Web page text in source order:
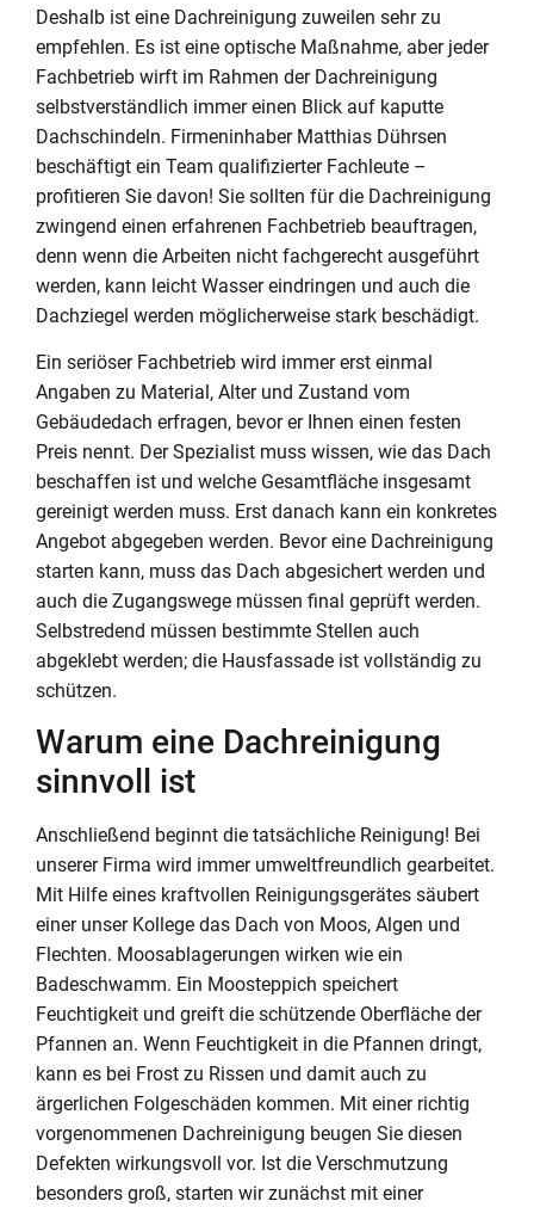
Deshalb ist eine Dachreinigung zuweilen sehr zu
empfehlen. Es ist eine optische Maßnahme, aber jeder
Fachbetrieb wirft im Rahmen der Dachreinigung
selbstverständlich immer einen Blick auf kaputte
Dachschindeln. Firmeninhaber Matthias Dührsen
beschäftigt ein Team qualifizierter Fachleute –
profitieren Sie davon! Sie sollten für die Dachreinigung
zwingend einen erfahrenen Fachbetrieb beauftragen,
denn wenn die Arbeiten nicht fachgerecht ausgeführt
werden, kann leicht Wasser eindringen und auch die
Dachziegel werden möglicherweise stark beschädigt.
Ein seriöser Fachbetrieb wird immer erst einmal
Angaben zu Material, Alter und Zustand vom
Gebäudedach erfragen, bevor er Ihnen einen festen
Preis nennt. Der Spezialist muss wissen, wie das Dach
beschaffen ist und welche Gesamtfläche insgesamt
gereinigt werden muss. Erst danach kann ein konkretes
Angebot abgegeben werden. Bevor eine Dachreinigung
starten kann, muss das Dach abgesichert werden und
auch die Zugangswege müssen final geprüft werden.
Selbstredend müssen bestimmte Stellen auch
abgeklebt werden; die Hausfassade ist vollständig zu
schützen.
Warum eine Dachreinigung
sinnvoll ist
Anschließend beginnt die tatsächliche Reinigung! Bei
unserer Firma wird immer umweltfreundlich gearbeitet.
Mit Hilfe eines kraftvollen Reinigungsgerätes säubert
einer unser Kollege das Dach von Moos, Algen und
Flechten. Moosablagerungen wirken wie ein
Badeschwamm. Ein Moosteppich speichert
Feuchtigkeit und greift die schützende Oberfläche der
Pfannen an. Wenn Feuchtigkeit in die Pfannen dringt,
kann es bei Frost zu Rissen und damit auch zu
ärgerlichen Folgeschäden kommen. Mit einer richtig
vorgenommenen Dachreinigung beugen Sie diesen
Defekten wirkungsvoll vor. Ist die Verschmutzung
besonders groß, starten wir zunächst mit einer